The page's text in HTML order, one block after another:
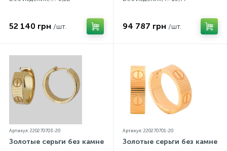
52 140 грн /шт. 94 787 грн /шт.
Артикул: 220270703-20
Золотые серьги без камней
Артикул: 220270701-20
Золотые серьги без камней